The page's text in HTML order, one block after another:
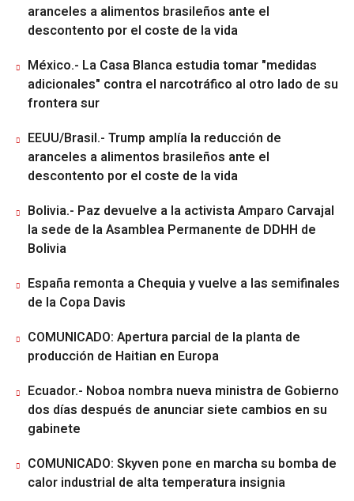
aranceles a alimentos brasileños ante el
descontento por el coste de la vida
México.- La Casa Blanca estudia tomar "medidas
adicionales" contra el narcotráfico al otro lado de su
frontera sur
EEUU/Brasil.- Trump amplía la reducción de
aranceles a alimentos brasileños ante el
descontento por el coste de la vida
Bolivia.- Paz devuelve a la activista Amparo Carvajal
la sede de la Asamblea Permanente de DDHH de
Bolivia
España remonta a Chequia y vuelve a las semifinales
de la Copa Davis
COMUNICADO: Apertura parcial de la planta de
producción de Haitian en Europa
Ecuador.- Noboa nombra nueva ministra de Gobierno
dos días después de anunciar siete cambios en su
gabinete
COMUNICADO: Skyven pone en marcha su bomba de
calor industrial de alta temperatura insignia